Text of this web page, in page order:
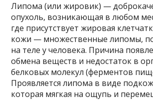
Липома (или жировик) —
опухоль, возникающая в любом
где присутствует жировая
кожи — множественные липомы,
на теле у человека. Причина
обмена веществ и недостаток в
белковых молекул (ферментов
Проявляется липома в виде
которая мягкая на ощупь и